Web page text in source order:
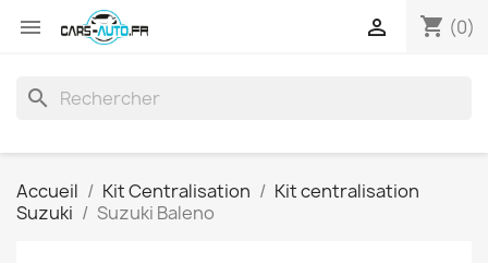
 shopping_cart (0)

search
Accueil Kit Centralisation
Kit centralisation
Suzuki
Suzuki Baleno